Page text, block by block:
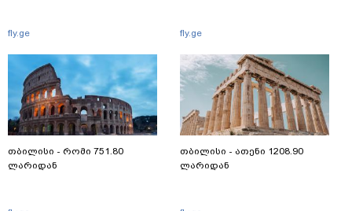
fly.ge
თბილისი - რომი 751.80
ლარიდან
fly.ge
თბილისი - ათენი 1208.90
ლარიდან